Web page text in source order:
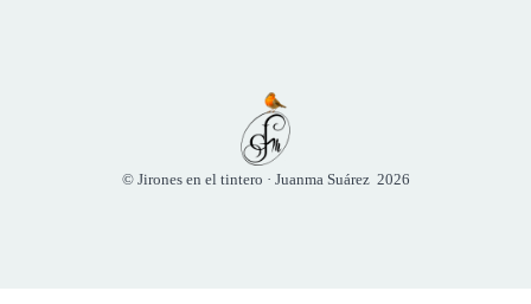
© Jirones en el tintero · Juanma Suárez 2026